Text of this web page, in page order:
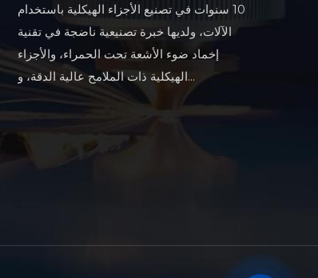
10 سنوات في تصنيع الأجزاء الهيكلية باستخدام
الآلات، ولديها خبرة تصنيعية ناضجة في تقنية
إخماد ضوء الأشعة تحت الحمراء، والأجزاء
الهيكلية ذات الملامح عالية الدقة، و...